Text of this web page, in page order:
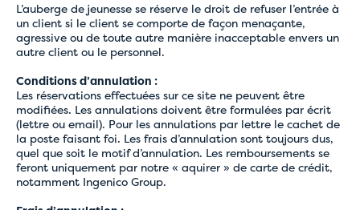
L’auberge de jeunesse se réserve le droit de refuser l’entrée à
un client si le client se comporte de façon menaçante,
agressive ou de toute autre manière inacceptable envers un
autre client ou le personnel.
Conditions d’annulation :
Les réservations effectuées sur ce site ne peuvent être
modifiées. Les annulations doivent être formulées par écrit
(lettre ou email). Pour les annulations par lettre le cachet de
la poste faisant foi. Les frais d’annulation sont toujours dus,
quel que soit le motif d’annulation. Les remboursements se
feront uniquement par notre « aquirer » de carte de crédit,
notamment Ingenico Group.